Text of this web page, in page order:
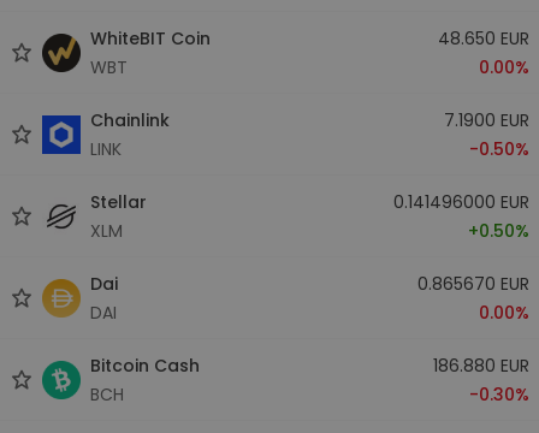
WhiteBIT Coin
WBT
48.650 EUR
0.00%
Chainlink
LINK
7.1900 EUR
-0.50%
Stellar
XLM
0.141496000 EUR
+0.50%
Dai
DAI
0.865670 EUR
0.00%
Bitcoin Cash
BCH
186.880 EUR
-0.30%